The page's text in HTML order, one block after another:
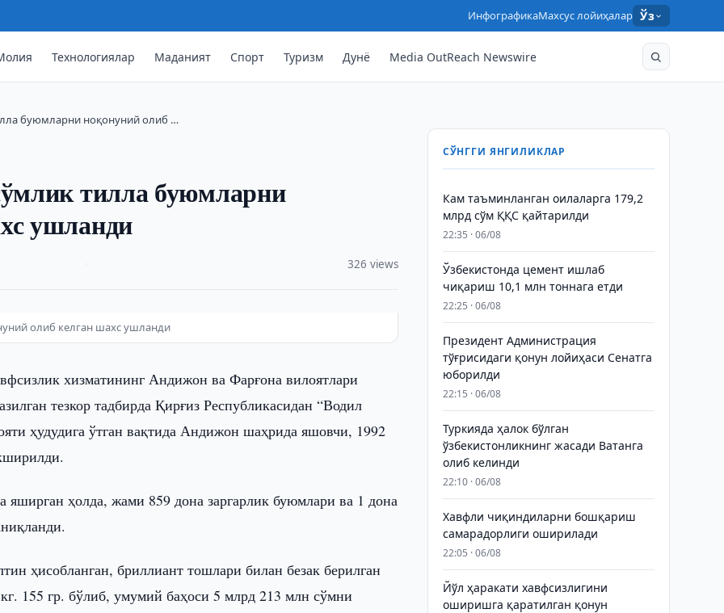
ИнфографикаМахсус лойиҳалар Ўз
Технологиялар Маданият Спорт Туризм Дунё Media OutReach Newswire
буюмларни ноқонуний олиб …
тилла буюмларни
ушланди
326 views
олиб келган шахс ушланди
хизматининг Андижон ва Фарғона вилоятлари
тезкор тадбирда Қирғиз Республикасидан “Водил
ҳудудига ўтган вақтида Андижон шаҳрида яшовчи, 1992
ҳолда, жами 859 дона заргарлик буюмлари ва 1 дона
ҳисобланган, бриллиант тошлари билан безак берилган
155 гр. бўлиб, умумий баҳоси 5 млрд 213 млн сўмни
СЎНГГИ ЯНГИЛИКЛАР
Кам таъминланган оилаларга 179,2
млрд сўм ҚҚС қайтарилди
22:35 · 06/08
Ўзбекистонда цемент ишлаб
чиқариш 10,1 млн тоннага етди
22:25 · 06/08
Президент Администрация
тўғрисидаги қонун лойиҳаси Сенатга
юборилди
22:15 · 06/08
Туркияда ҳалок бўлган
ўзбекистонликнинг жасади Ватанга
олиб келинди
22:10 · 06/08
Хавфли чиқиндиларни бошқариш
самарадорлиги оширилади
22:05 · 06/08
Йўл ҳаракати хавфсизлигини
оширишга қаратилган қонун